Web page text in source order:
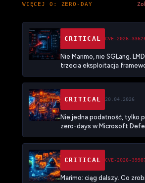
WIĘCEJ O: ZERO-DAY
CRITICAL CVE-2026-
Nie Marimo, nie SGLang.
trzecia eksploitacja
wnioskowania stała się
ataku
CRITICAL
20.04.2026
Nie jedna podatność, tylko
zero-days w Microsoft
vendorami
CRITICAL CVE-2026-
Marimo: ciąg dalszy. Co